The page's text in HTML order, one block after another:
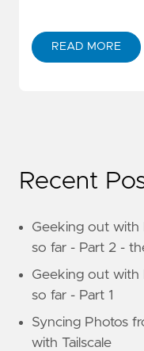
READ MORE
Recent
Geeking out with
so far - Part 2 -
Geeking out with
so far - Part 1
Syncing Photos
with Tailscale